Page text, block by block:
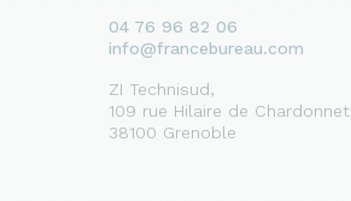
04 76 96 82 06
info@francebureau.com
ZI Technisud,
109 rue Hilaire de Chardonnet
38100 Grenoble